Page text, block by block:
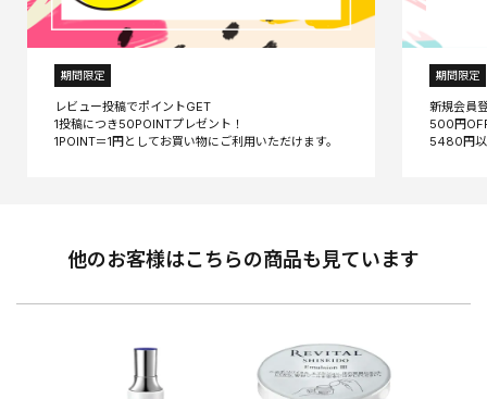
期間限定
レビュー投稿でポイントGET
1投稿につき50POINTプレゼント！
期間限定
新規会員
500円
他のお客様はこちらの商品も見ています